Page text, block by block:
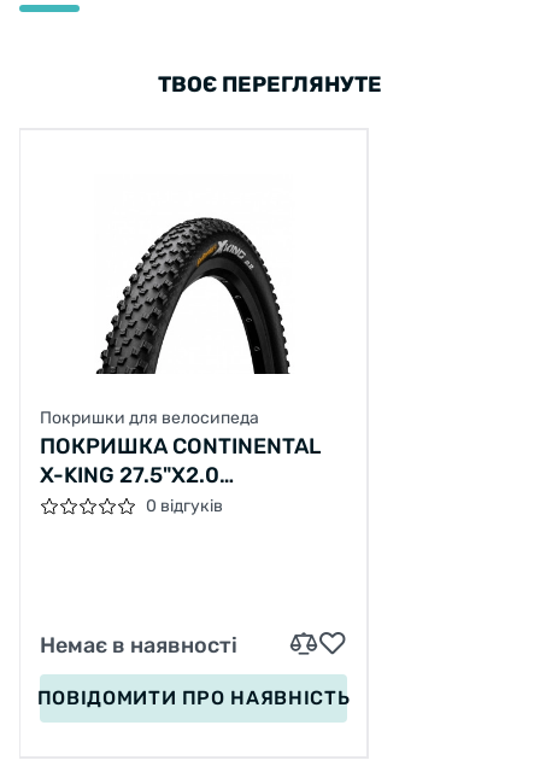
ТВОЄ ПЕРЕГЛЯНУТЕ
Покришки для велосипеда
ПОКРИШКА CONTINENTAL
X-KING 27.5"X2.0
PERFORMANCE SKIN
0 відгуків
Немає в наявності
ПОВІДОМИТИ ПРО НАЯВНІСТЬ